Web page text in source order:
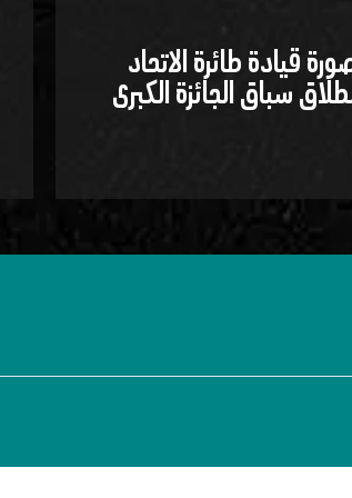
قيادة طائرة الاتحاد
سباق الجائزة الكبرى